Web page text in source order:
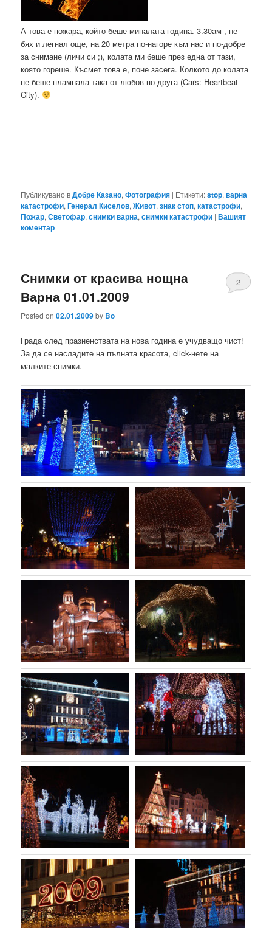
А това е пожара, който беше миналата година. 3.30ам , не
бях и легнал още, на 20 метра по-нагоре към нас и по-добре
за снимане (личи си ;), колата ми беше през една от тази,
която гореше. Късмет това е, поне засега. Колкото до колата
не беше пламнала така от любов по друга (Cars: Heartbeat
City).
Публикувано вДобре Казано,Фотография | Етикети:stop,варна
катастрофи,Генерал Киселов,Живот,знак стоп,катастрофи,
Пожар,Светофар,снимки варна,снимки катастрофи |Вашият
коментар
Снимки от красива нощна
Варна 01.01.2009
Posted on02.01.2009by Bo
2
Града след празненствата на нова година е учудващо чист!
За да се насладите на пълната красота, click-нете на
малките снимки.